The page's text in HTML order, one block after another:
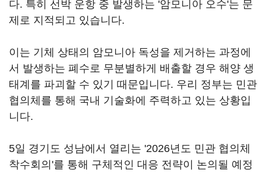
다. 특히 선박 운항 중 발생하는 '암모니아 오수'는 문
제로 지적되고 있습니다.
이는 기체 상태의 암모니아 독성을 제거하는 과정에
서 발생하는 폐수로 무분별하게 배출할 경우 해양 생
태계를 파괴할 수 있기 때문입니다. 우리 정부는 민관
협의체를 통해 국내 기술화에 주력하고 있는 상황입
니다.
5일 경기도 성남에서 열리는 '2026년도 민관 협의체
착수회의'를 통해 구체적인 대응 전략이 논의될 예정